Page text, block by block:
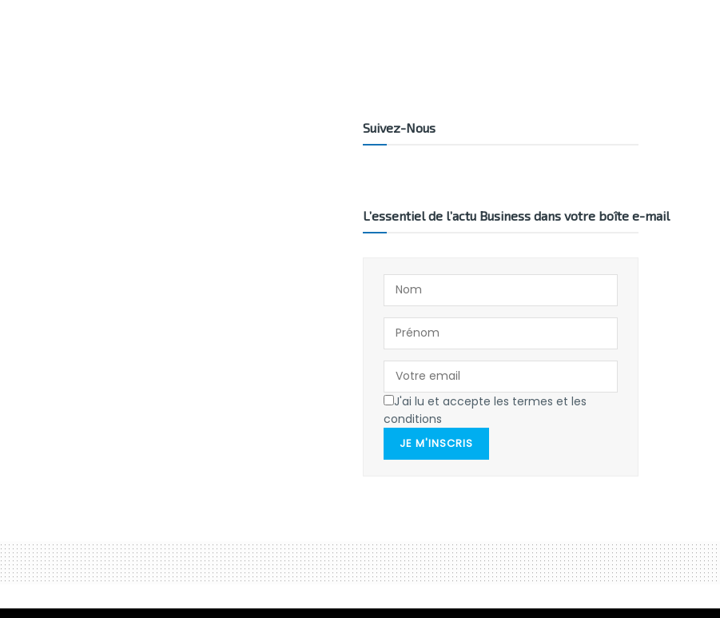
Suivez-Nous
L’essentiel de l’actu Business dans votre boîte e-mail
J'ai lu et accepte les termes et les
conditions
JE M'INSCRIS